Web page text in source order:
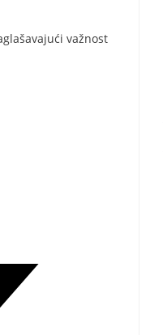
važnost